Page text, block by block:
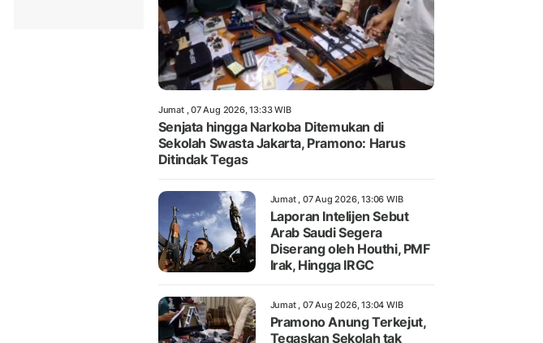
Jumat , 07 Aug 2026, 13:33 WIB
Senjata hingga Narkoba Ditemukan di
Sekolah Swasta Jakarta, Pramono: Harus
Ditindak Tegas
Jumat , 07 Aug 2026, 13:06 WIB
Laporan Intelijen Sebut
Arab Saudi Segera
Diserang oleh Houthi, PMF
Irak, Hingga IRGC
Jumat , 07 Aug 2026, 13:04 WIB
Pramono Anung Terkejut,
Tegaskan Sekolah tak